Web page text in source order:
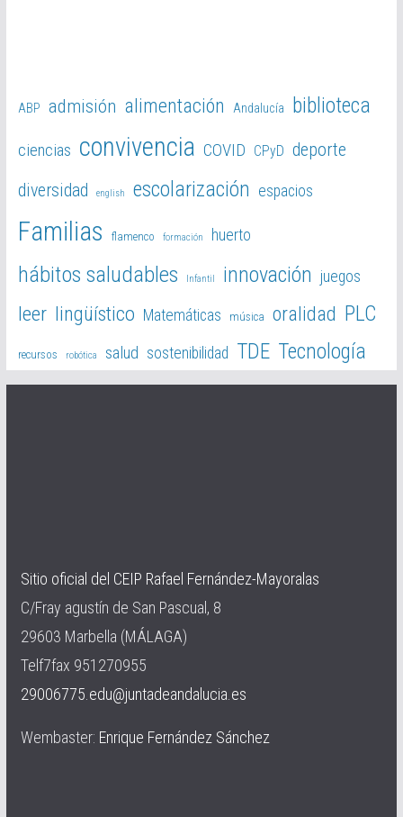
ABP admisión alimentación Andalucía biblioteca
ciencias convivencia COVID CPyD deporte
diversidad english escolarización espacios
Familias flamenco formación huerto
hábitos saludables Infantil innovación juegos
leer lingüístico Matemáticas música oralidad PLC
recursos robótica salud sostenibilidad TDE Tecnología
Sitio oficial del CEIP Rafael Fernández-Mayoralas
C/Fray agustín de San Pascual, 8
29603 Marbella (MÁLAGA)
Telf7fax 951270955
29006775.edu@juntadeandalucia.es
Wembaster: Enrique Fernández Sánchez